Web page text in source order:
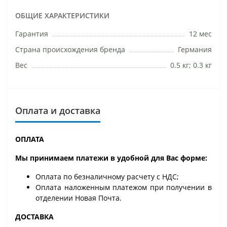
ОБЩИЕ ХАРАКТЕРИСТИКИ
Гарантия
12 мес
Страна происхождения бренда
Германия
Вес
0.5 кг; 0.3 кг
Оплата и доставка
ОПЛАТА
Мы принимаем платежи в удобной для Вас форме:
Оплата по безналичному расчету с НДС;
Оплата наложенным платежом при получении в
отделении Новая Почта.
ДОСТАВКА